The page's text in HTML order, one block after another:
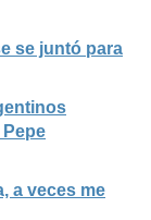
se juntó para
a veces me